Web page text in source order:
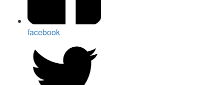
facebook